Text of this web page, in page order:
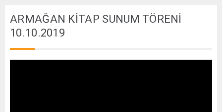
ARMAĞAN KİTAP SUNUM TÖRENİ
10.10.2019